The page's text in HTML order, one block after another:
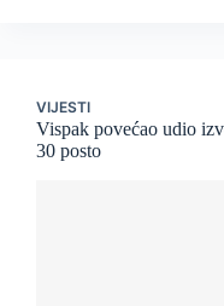
VIJESTI
Vispak povećao udio
30 posto